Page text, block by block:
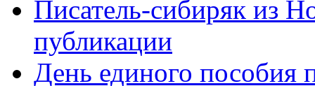
Писатель-сибиряк из
публикации
День единого пособия